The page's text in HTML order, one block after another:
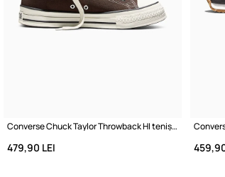
Converse Chuck Taylor Throwback HI teniși înalți
479,90 LEI